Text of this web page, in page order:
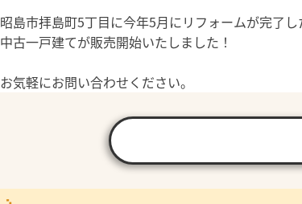
昭島市拝島町5丁目に今年5月にリフォームが完了し
中古一戸建てが販売開始いたしました！
お気軽にお問い合わせください。